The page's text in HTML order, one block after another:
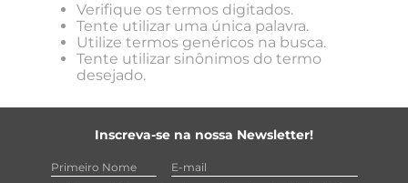
Verifique os termos digitados.
Tente utilizar uma única palavra.
Utilize termos genéricos na busca.
Tente utilizar sinônimos do termo
desejado.
Inscreva-se na nossa Newsletter!